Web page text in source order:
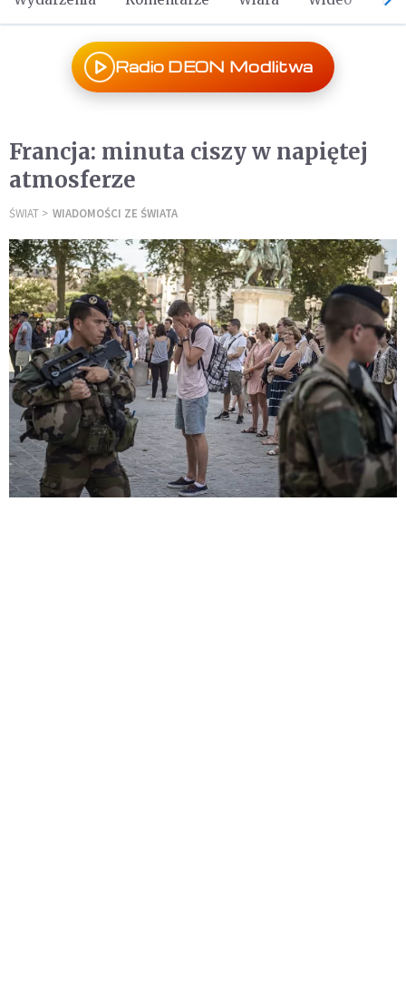
Radio DEON Modlitwa
Francja: minuta ciszy w napiętej
atmosferze
ŚWIAT WIADOMOŚCI ZE ŚWIATA